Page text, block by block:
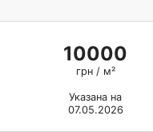
10000
грн / м²
Указана на
07.05.2026